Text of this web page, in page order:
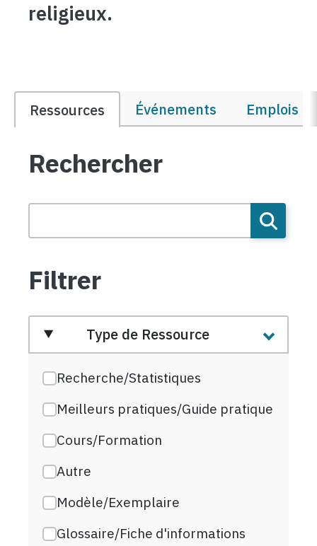
religieux.
Ressources Événements Emplois
Rechercher
Filtrer
Type de Ressource
Recherche/Statistiques
Meilleurs pratiques/Guide pratique
Cours/Formation
Autre
Modèle/Exemplaire
Glossaire/Fiche d'informations